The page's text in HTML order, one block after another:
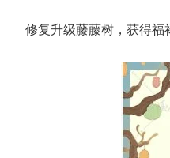
修复升级藤藤树，获得福